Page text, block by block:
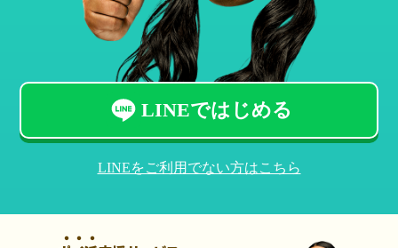
LINEではじめる
LINEをご利用でない方はこちら